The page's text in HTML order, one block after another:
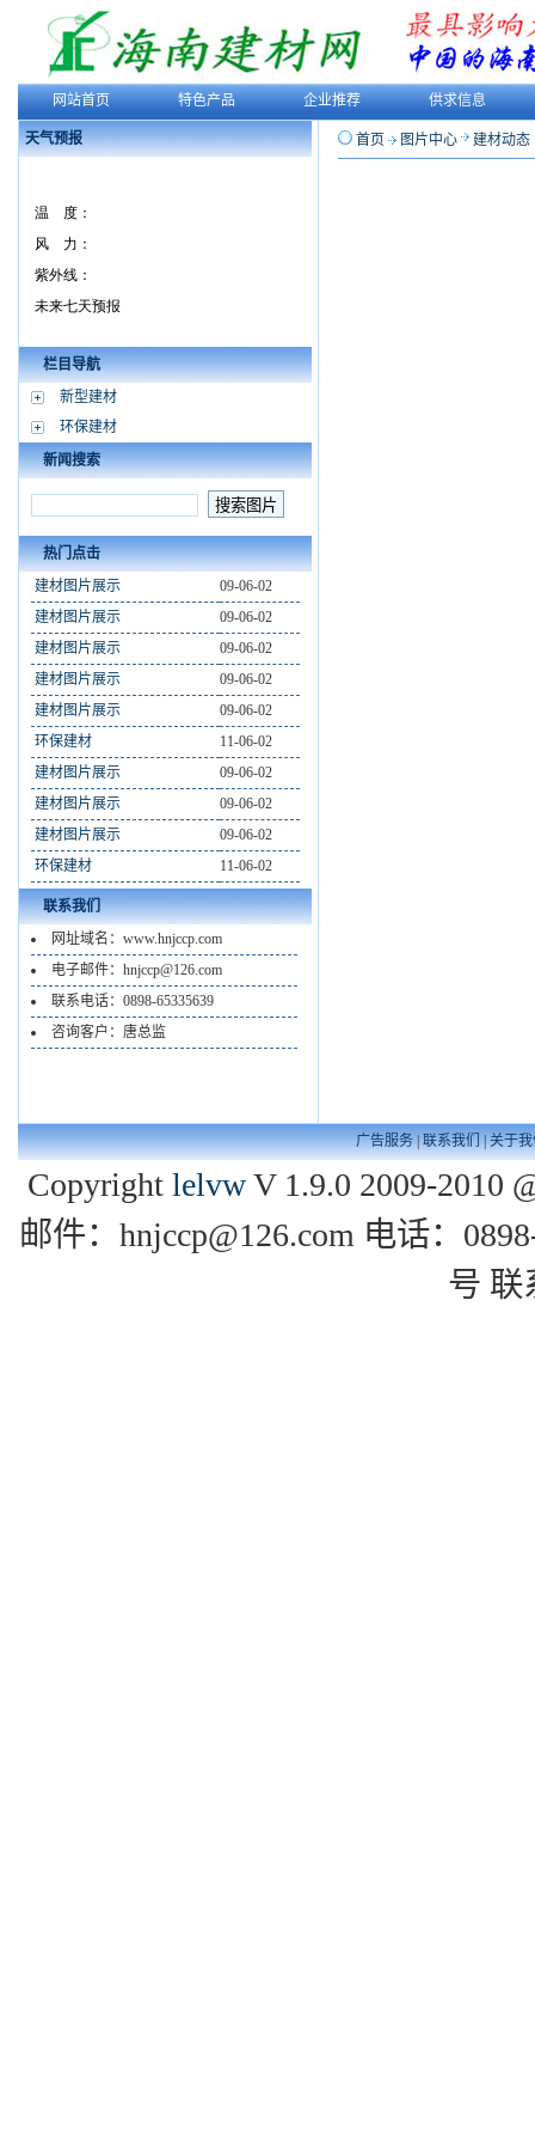
网站首页 特色产品 企业推荐 供求信息
天气预报
栏目导航
新型建材
环保建材
新闻搜索
热门点击
建材图片展示
09-06-02
建材图片展示
09-06-02
建材图片展示
09-06-02
建材图片展示
09-06-02
建材图片展示
09-06-02
环保建材
11-06-02
建材图片展示
09-06-02
建材图片展示
09-06-02
建材图片展示
09-06-02
环保建材
11-06-02
联系我们
网址域名：www.hnjccp.com
电子邮件：hnjccp@126.com
联系电话：0898-65335639
咨询客户：唐总监
首页 图片中心 建材动态
广告服务|联系我们|关于
Copyright lelvwV 1.9.0 2009-2010
邮件：hnjccp@126.com 电话：
号 联